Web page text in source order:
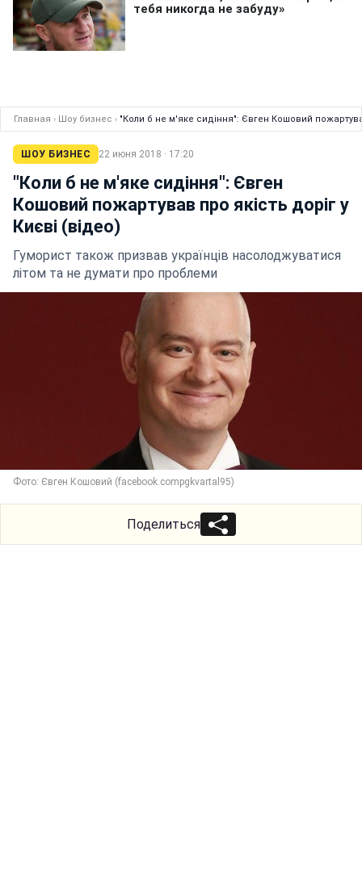
Главная › Шоу бизнес › "Коли б не м'яке сидіння": Євген Кошовий
ШОУ БИЗНЕС 22 июня 2018 · 17:20
"Коли б не м'яке сидіння": Євген
Кошовий пожартував про якість доріг у
Києві (відео)
Гуморист також призвав українців насолоджуватися
літом та не думати про проблеми
Фото: Євген Кошовий (facebook.compgkvartal95)
Поделиться